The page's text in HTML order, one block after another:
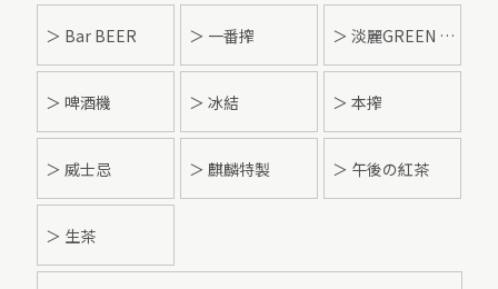
＞ Bar BEER ＞ 一番搾 ＞ 淡麗GREEN LABEL
＞ 啤酒機 ＞ 冰結 ＞ 本搾
＞ 威士忌 ＞ 麒麟特製 ＞ 午後の紅茶
＞ 生茶